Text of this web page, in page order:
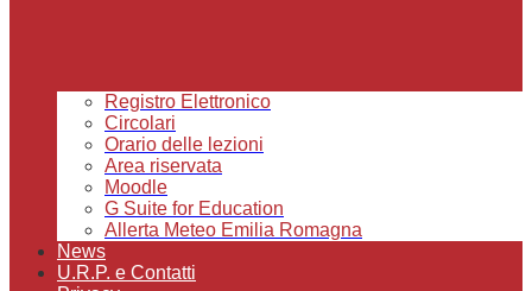
Registro Elettronico
Circolari
Orario delle lezioni
Area riservata
Moodle
G Suite for Education
Allerta Meteo Emilia Romagna
News
U.R.P. e Contatti